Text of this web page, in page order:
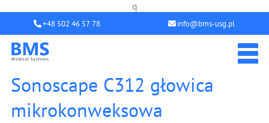
q
+48 502 46 57 78 info@bms-usg.pl
Sonoscape C312 głowica
mikrokonweksowa